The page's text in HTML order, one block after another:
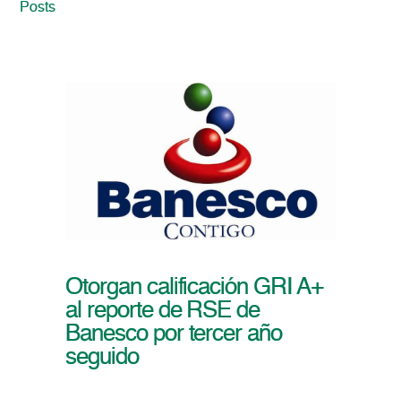
Posts
Otorgan calificación GRI A+
al reporte de RSE de
Banesco por tercer año
seguido